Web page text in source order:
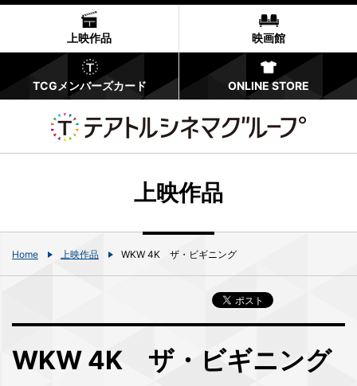
上映作品 映画館
TCGメンバーズカード ONLINE STORE
上映作品
Home 上映作品 WKW 4K ザ・ビギニング
WKW 4K ザ・ビギニング